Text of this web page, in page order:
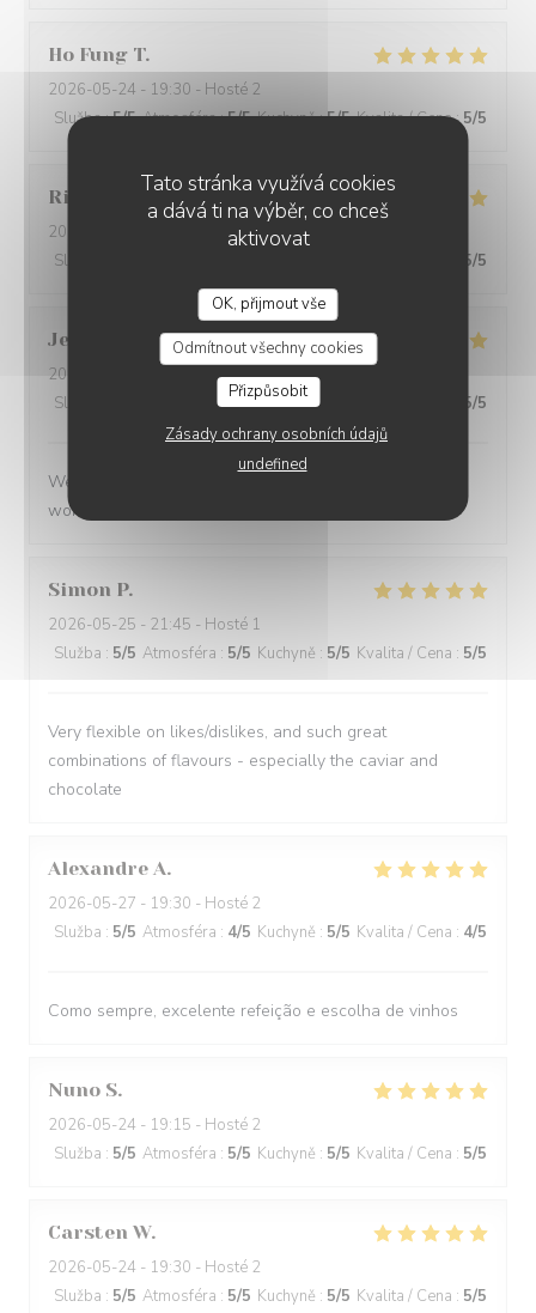
Tato stránka využívá cookies
a dává ti na výběr, co chceš
aktivovat
OK, přijmout vše
Odmítnout všechny cookies
Přizpůsobit
Zásady ochrany osobních údajů
undefined
Ho Fung T
2026-05-24 - 19:30 - Hosté 2
Služba:5/5 Atmosféra:5/5 Kuchyně:5/5 Kvalita / Cena: 5/5
Riccardo L
2026-05-25
- 21:45 - Hosté 2
Služba
5/5
Jenny
2026-05-25
- 21:15 - Hosté 2
Služba
:5/5 Kuchyně: 5/5
We had a great evening at Essencial. The staff was
wonderful and the food was excellent!
Simon P
2026-05-25 - 21:45 - Hosté 1
Služba : 5/5 Atmosféra : 5/5 Kuchyně : 5/5 Kvalita / Cena : 5/5
Very flexible on likes/dislikes, and such great
combinations of flavours - especially the caviar and
chocolate
Alexandre A
2026-05-27 - 19:30 - Hosté 2
Služba : 5/5 Atmosféra : 4/5 Kuchyně : 5/5 Kvalita / Cena : 4/5
Como sempre, excelente refeição e escolha de vinhos
Nuno S
2026-05-24 - 19:15 - Hosté 2
Služba : 5/5 Atmosféra : 5/5 Kuchyně : 5/5 Kvalita / Cena : 5/5
Carsten W
2026-05-24 - 19:30 - Hosté 2
Služba : 5/5 Atmosféra : 5/5 Kuchyně : 5/5 Kvalita / Cena : 5/5